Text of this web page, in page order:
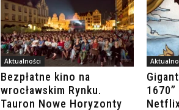
Aktualności
Bezpłatne kino na
wrocławskim Rynku.
Tauron Nowe Horyzonty
1670”